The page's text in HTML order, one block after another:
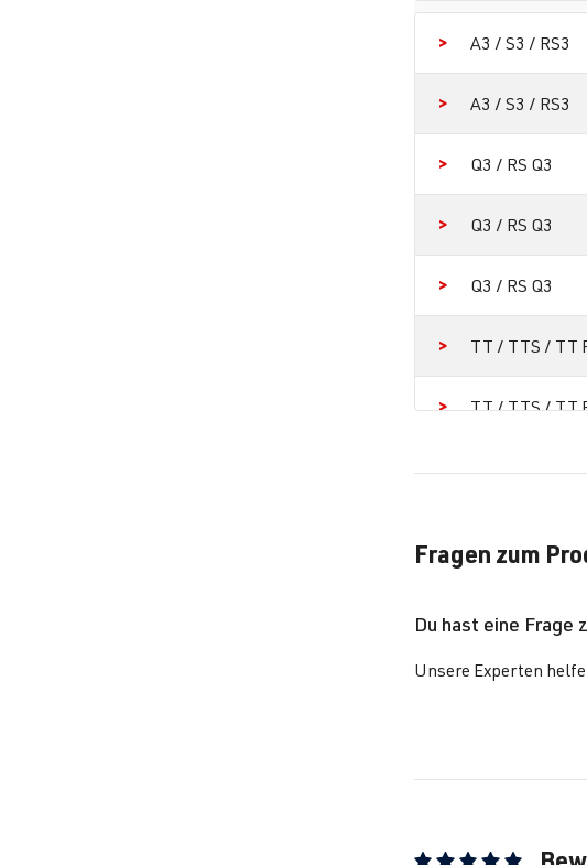
A3 / S3 / RS3
A3 / S3 / RS3
Q3 / RS Q3
Q3 / RS Q3
Q3 / RS Q3
TT / TTS / TT
TT / TTS / TT
Fragen zum
Du hast eine Frage
Unsere Experten